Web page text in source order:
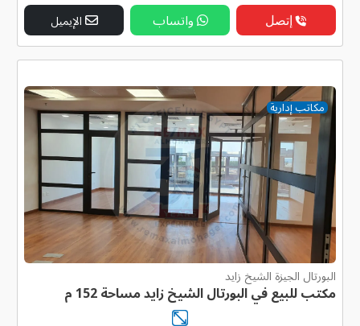
إتصل واتساب الإيميل
مكاتب إدارية
البورتال الجيزة الشيخ زايد
مكتب للبيع في البورتال الشيخ زايد مساحة 152 م